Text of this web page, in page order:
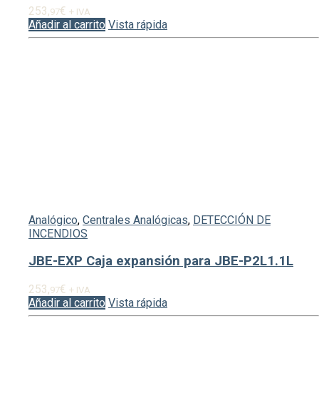
253,97€ + IVA
Añadir al carrito Vista rápida
Analógico, Centrales Analógicas, DETECCIÓN DE
INCENDIOS
JBE-EXP Caja expansión para JBE-P2L1.1L
253,97€ + IVA
Añadir al carrito Vista rápida